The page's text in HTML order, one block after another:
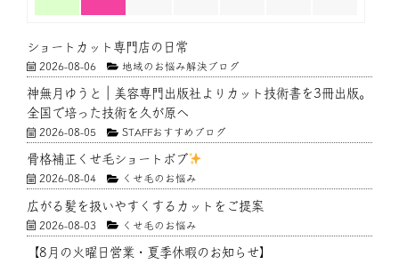
ショートカット専門店の日常
2026-08-06 地域のお悩み解決ブログ
神無月ゆうと｜美容専門出版社よりカット技術書を3冊出版。
全国で培った技術を久が原へ
2026-08-05 STAFFおすすめブログ
骨格補正くせ毛ショートボブ
2026-08-04 くせ毛のお悩み
広がる髪を扱いやすくするカットをご提案
2026-08-03 くせ毛のお悩み
【8月の火曜日営業・夏季休暇のお知らせ】